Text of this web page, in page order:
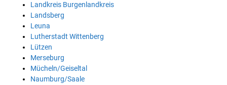
Landkreis Burgenlandkreis
Landsberg
Leuna
Lutherstadt Wittenberg
Lützen
Merseburg
Mücheln/Geiseltal
Naumburg/Saale